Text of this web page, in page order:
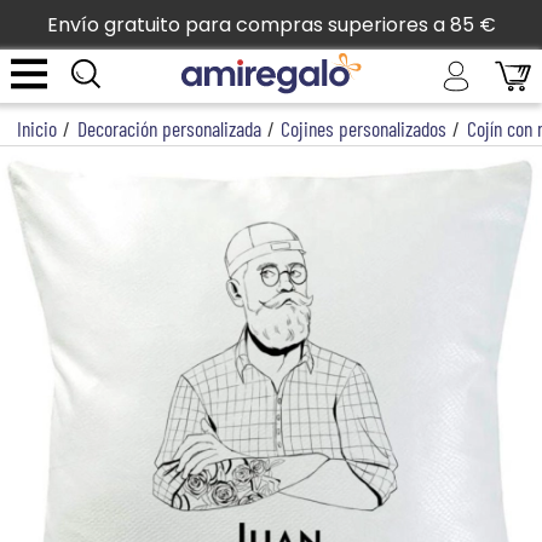
Envío gratuito para compras superiores a 85 €
Inicio / Decoración personalizada / Cojines personalizados / Cojín con